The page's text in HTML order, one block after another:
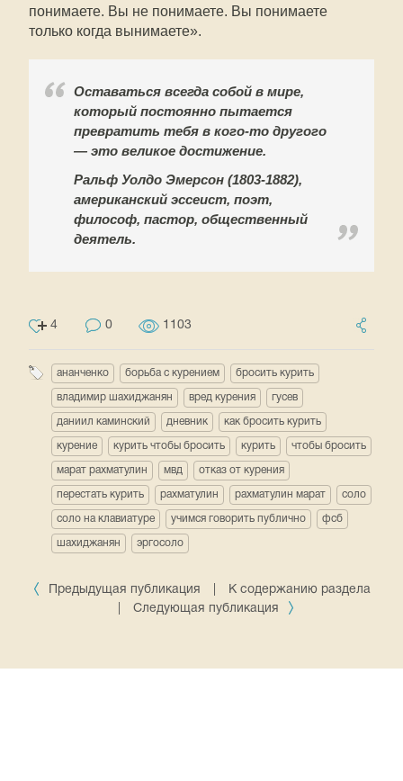
понимаете. Вы не понимаете. Вы понимаете
только когда вынимаете».
Оставаться всегда собой в мире,
который постоянно пытается
превратить тебя в кого-то другого
— это великое достижение.
Ральф Уолдо Эмерсон (1803-1882),
американский эссеист, поэт,
философ, пастор, общественный
деятель.
4 0 1103
ананченко борьба с курением бросить курить
владимир шахиджанян вред курения гусев
даниил каминский дневник как бросить курить
курение курить чтобы бросить курить чтобы бросить
марат рахматулин мвд отказ от курения
перестать курить рахматулин рахматулин марат соло
соло на клавиатуре учимся говорить публично фсб
шахиджанян эргосоло
Предыдущая публикация
К содержанию раздела
Следующая публикация